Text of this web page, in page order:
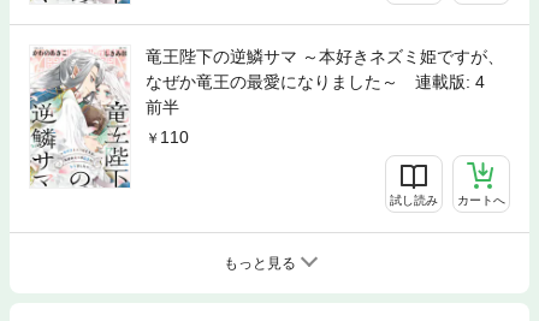
竜王陛下の逆鱗サマ ～本好きネズミ姫ですが、
なぜか竜王の最愛になりました～ 連載版: 4
前半
110
試し読み カートへ
もっと見る